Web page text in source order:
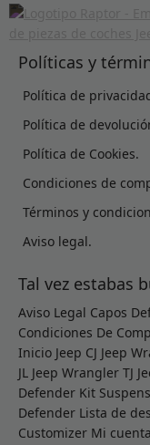
Políticas y
Política de
Política de
Política de Cookies.
Condiciones de
Términos y
Aviso legal.
Tal vez estabas
Aviso Legal Capos
Condiciones De
Inicio Jeep CJ Jeep
JL Jeep Wrangler TJ
Defender Kit
Defender Lista de
Customizer Mi cuenta